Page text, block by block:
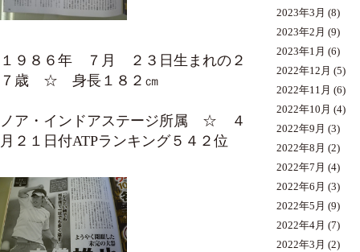
１９８６年 ７月 ２３日生まれの２
７歳 ☆ 身長１８２㎝
ノア・インドアステージ所属 ☆ ４
月２１日付ATPランキング５４２位
2023年3月 (8)
2023年2月 (9)
2023年1月 (6)
2022年12月 (5)
2022年11月 (6)
2022年10月 (4)
2022年9月 (3)
2022年8月 (2)
2022年7月 (4)
2022年6月 (3)
2022年5月 (9)
2022年4月 (7)
2022年3月 (2)